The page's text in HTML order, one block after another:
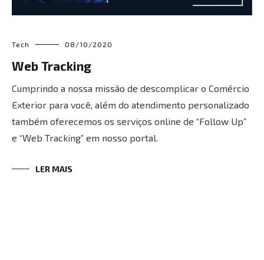
Tech 08/10/2020
Web Tracking
Cumprindo a nossa missão de descomplicar o Comércio
Exterior para você, além do atendimento personalizado
também oferecemos os serviços online de “Follow Up”
e “Web Tracking” em nosso portal.
LER MAIS